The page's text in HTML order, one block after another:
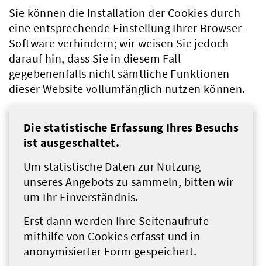
Sie können die Installation der Cookies durch
eine entsprechende Einstellung Ihrer Browser-
Software verhindern; wir weisen Sie jedoch
darauf hin, dass Sie in diesem Fall
gegebenenfalls nicht sämtliche Funktionen
dieser Website vollumfänglich nutzen können.
Die statistische Erfassung Ihres Besuchs
ist ausgeschaltet.
Um statistische Daten zur Nutzung
unseres Angebots zu sammeln, bitten wir
um Ihr Einverständnis.
Erst dann werden Ihre Seitenaufrufe
mithilfe von Cookies erfasst und in
anonymisierter Form gespeichert.